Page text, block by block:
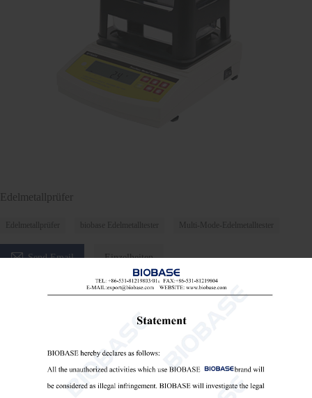
Edelmetallprüfer
Edelmetallprüfer biobase Edelmetalltester Multi-Mode-Edelmetalltester
 Send Email Einzelheiten